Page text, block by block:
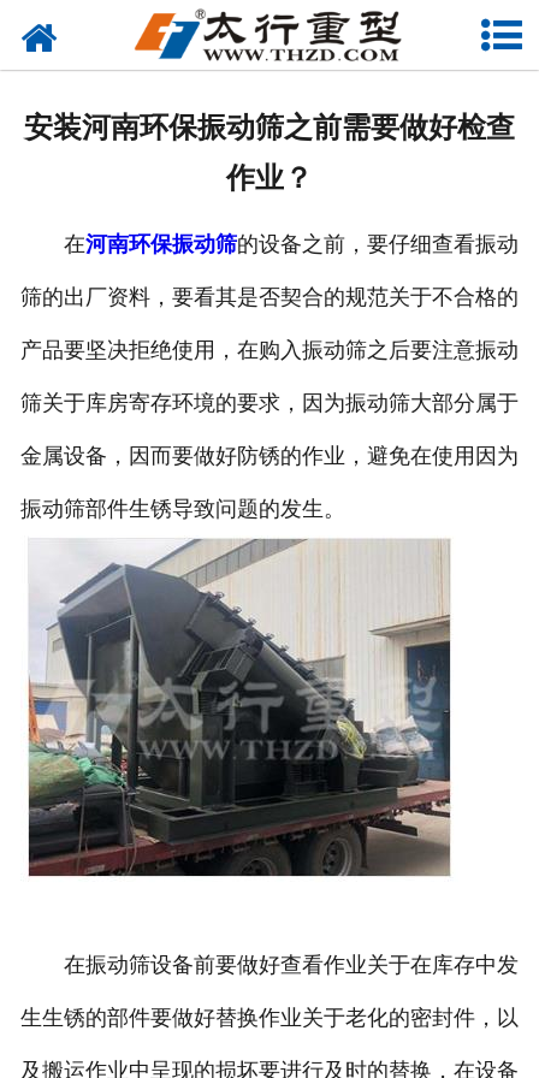
网站首页
联系我们
安装河南环保振动筛之前需要做好检查
作业？
在河南环保振动筛的设备之前，要仔细查看振动
筛的出厂资料，要看其是否契合的规范关于不合格的
产品要坚决拒绝使用，在购入振动筛之后要注意振动
筛关于库房寄存环境的要求，因为振动筛大部分属于
金属设备，因而要做好防锈的作业，避免在使用因为
振动筛部件生锈导致问题的发生。
在振动筛设备前要做好查看作业关于在库存中发
生生锈的部件要做好替换作业关于老化的密封件，以
及搬运作业中呈现的损坏要进行及时的替换，在设备